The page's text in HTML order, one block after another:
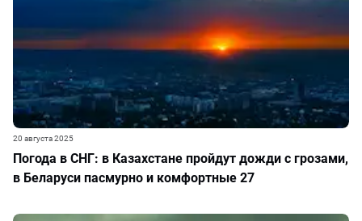
Погода в СНГ: в Казахстане пройдут дожди с грозами,
в Беларуси пасмурно и комфортные 27
20 августа 2025